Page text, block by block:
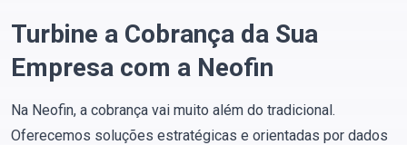
Turbine a Cobrança da Sua
Empresa com a Neofin
Na Neofin, a cobrança vai muito além do tradicional.
Oferecemos soluções estratégicas e orientadas por dados